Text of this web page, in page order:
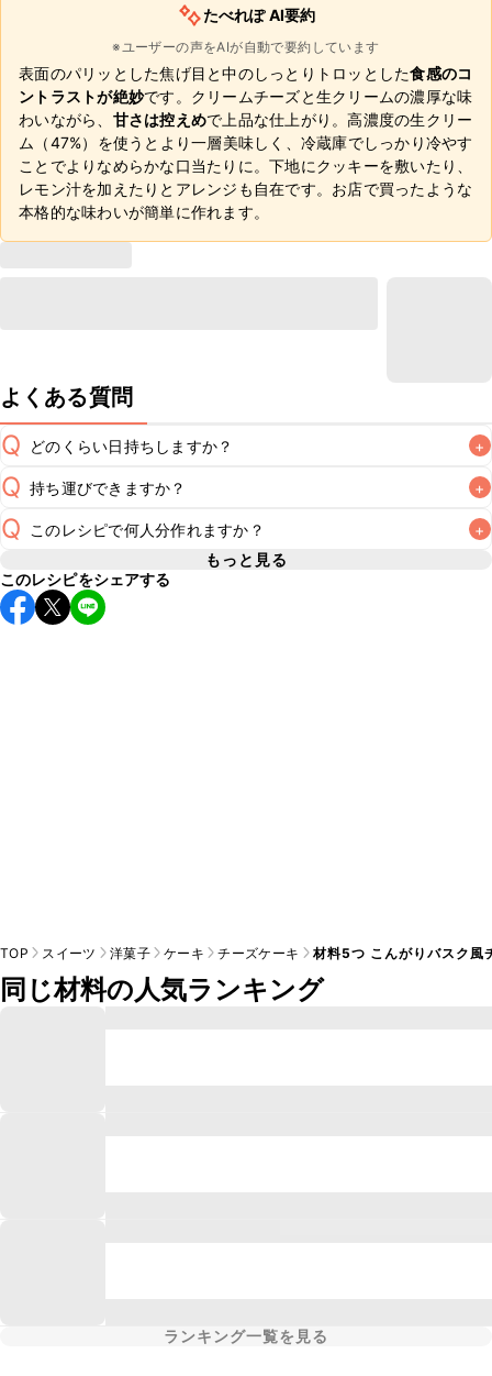
たべれぽ AI要約
※ユーザーの声をAIが自動で要約しています
表面のパリッとした焦げ目と中のしっとりトロッとした食感のコ
ントラストが絶妙です。クリームチーズと生クリームの濃厚な味
わいながら、 甘さは控えめで上品な仕上がり。高濃度の生クリー
ム（47%）を使うとより一層美味しく、冷蔵庫でしっかり冷やす
ことでよりなめらかな口当たりに。下地にクッキーを敷いたり、
レモン汁を加えたりとアレンジも自在です。お店で買ったような
本格的な味わいが簡単に作れます。
よくある質問
Q どのくらい日持ちしますか？ +
A 冷蔵で2~3日が目安です。なるべくお早めにお召し上がりく
Q 持ち運びできますか？ +
A
要冷蔵のスイーツのため長時間のお持ち運びには不向きです
が、保冷剤を添えていただけば短時間でのお持ち運びは可能
です。お持ち運びの際は保冷剤を添え、お持ち運び後はすぐ
Q このレシピで何人分作れますか？ +
A
5号(直径15cm)のケーキ型を使用する場合、4~6人分が目安
です。お召し上がりになる人数に合わせてカット数をご変更
もっと見る
このレシピをシェアする
TOP スイーツ 洋菓子 ケーキ チーズケーキ 材料5つ こんがりバスク風
同じ材料の人気ランキング
ランキング一覧を見る